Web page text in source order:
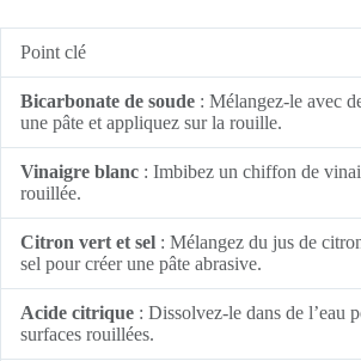
Point clé
Bicarbonate de soude : Mélangez-le avec
une pâte et appliquez sur la rouille.
Vinaigre blanc : Imbibez un chiffon de
rouillée.
Citron vert et sel : Mélangez du jus de
sel pour créer une pâte abrasive.
Acide citrique : Dissolvez-le dans de l’eau
surfaces rouillées.